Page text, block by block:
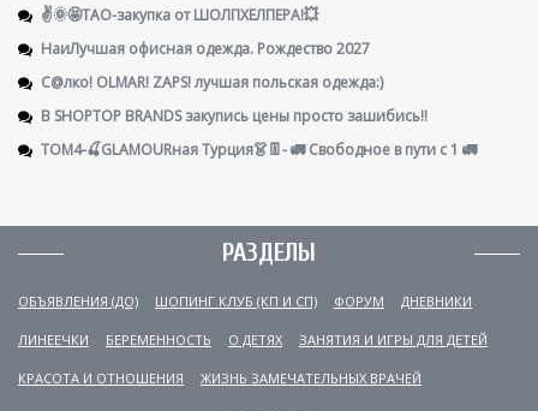
✌️🌞🤩ТАО-закупка от ШОЛПХЕЛПЕРА!💥
НаиЛучшая офисная одежда. Рождество 2027
С@лко! OLMAR! ZAPS! лучшая польская одежда:)
В SHOPTOP BRANDS закупись цены просто зашибись!!
ТОМ4-🍒GLAMOURная Турция👗👖- 🚛 Свободное в пути с 1 🚛
РАЗДЕЛЫ
ОБЪЯВЛЕНИЯ (ДО) ШОПИНГ КЛУБ (КП И СП) ФОРУМ ДНЕВНИКИ
ЛИНЕЕЧКИ БЕРЕМЕННОСТЬ О ДЕТЯХ ЗАНЯТИЯ И ИГРЫ ДЛЯ ДЕТЕЙ
КРАСОТА И ОТНОШЕНИЯ ЖИЗНЬ ЗАМЕЧАТЕЛЬНЫХ ВРАЧЕЙ